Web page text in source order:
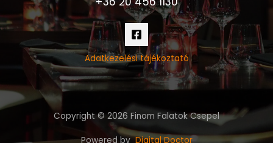
Adatkezelési tájékoztató
Copyright © 2026 Finom Falatok Csepel
Powered byDigital Doctor